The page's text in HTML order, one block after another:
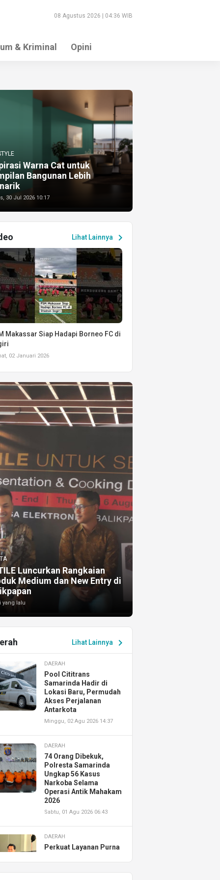
08 Agustus 2026 | 04:36 WIB
& Kriminal Opini
Warna Cat untuk
Bangunan Lebih
30 Jul 2026 10:17
Lihat Lainnya chevron_right
Makassar Siap Hadapi Borneo FC di
02 Januari 2026
Luncurkan Rangkaian
Medium dan New Entry di
yang lalu
Lihat Lainnya chevron_right
DAERAH
Pool Cititrans
Samarinda Hadir di
Lokasi Baru, Permudah
Akses Perjalanan
Antarkota
Minggu, 02 Agu 2026 14:37
DAERAH
74 Orang Dibekuk,
Polresta Samarinda
Ungkap 56 Kasus
Narkoba Selama
Operasi Antik Mahakam
2026
Sabtu, 01 Agu 2026 06:43
DAERAH
Perkuat Layanan Purna
Resmikan AHASS